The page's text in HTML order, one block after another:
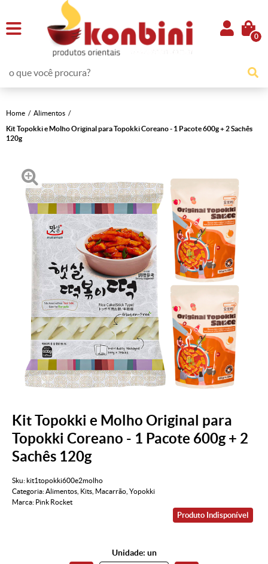
0
Home
Alimentos
Kit Topokki e Molho Original para Topokki Coreano - 1 Pacote 600g + 2 Sachês
120g
Kit Topokki e Molho Original para
Topokki Coreano - 1 Pacote 600g + 2
Sachês 120g
Sku: kit1topokki600e2molho
Categoria:Alimentos Kits Macarrão Yopokki
Marca: Pink Rocket
Produto Indisponível
Unidade: un